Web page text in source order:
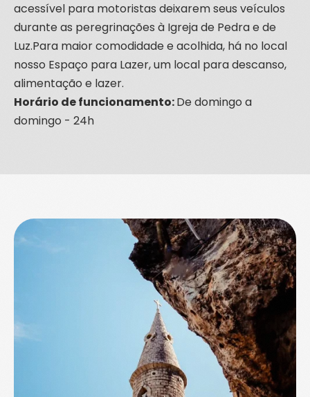
acessível para motoristas deixarem seus veículos
durante as peregrinações à Igreja de Pedra e de
Luz.Para maior comodidade e acolhida, há no local
nosso Espaço para Lazer, um local para descanso,
alimentação e lazer.
Horário de funcionamento:De domingo a
domingo - 24h